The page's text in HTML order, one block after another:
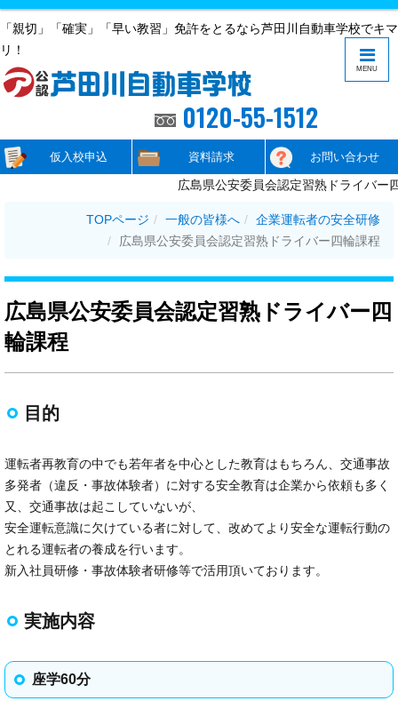
「親切」「確実」「早い教習」免許をとるなら芦田川自動車学校でキマ
リ！
0120-55-1512
仮入校申込 資料請求 お問い合わせ
広島県公安委員会認定習熟ドライバー
TOPページ 一般の皆様へ
企業運転者の安全研修
広島県公安委員会認定習熟ドライバー四輪課程
広島県公安委員会認定習熟ドライバー四
輪課程
目的
運転者再教育の中でも若年者を中心とした教育はもちろん、交通事故
多発者（違反・事故体験者）に対する安全教育は企業から依頼も多く
又、交通事故は起こしていないが、
安全運転意識に欠けている者に対して、改めてより安全な運転行動の
とれる運転者の養成を行います。
新入社員研修・事故体験者研修等で活用頂いております。
実施内容
座学60分
MENU